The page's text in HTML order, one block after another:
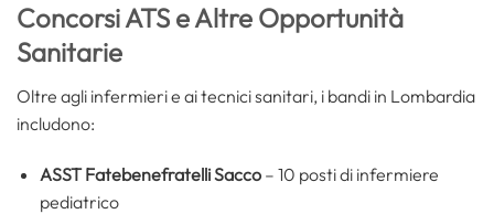
Concorsi ATS e Altre Opportunità
Sanitarie
Oltre agli infermieri e ai tecnici sanitari, i bandi in Lombardia
includono:
ASST Fatebenefratelli Sacco– 10 posti di infermiere
pediatrico